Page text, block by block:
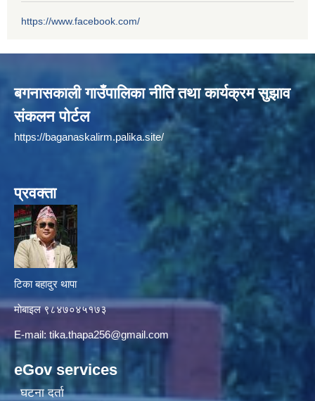
https://www.facebook.com/
बगनासकाली गाउँपालिका नीति तथा कार्यक्रम सुझाव
संकलन पोर्टल
https://baganaskalirm.palika.site/
प्रवक्ता
टिका बहादुर थापा
माे‍बाइल ९८४७०४५१७३
E-mail: tika.thapa256@gmail.com
eGov services
घटना दर्ता